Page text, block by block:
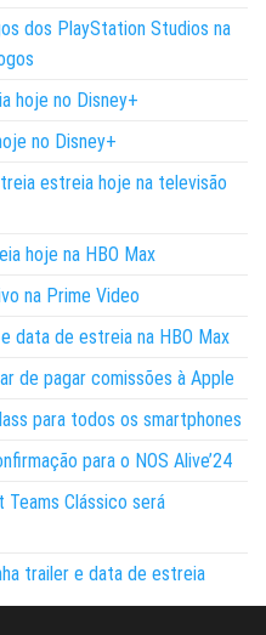
dos PlayStation Studios na
hoje no Disney+
no Disney+
estreia hoje na televisão
hoje na HBO Max
na Prime Video
data de estreia na HBO Max
de pagar comissões à Apple
para todos os smartphones
para o NOS Alive’24
Clássico será
trailer e data de estreia